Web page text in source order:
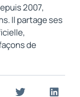
2007,
Il partage ses
de